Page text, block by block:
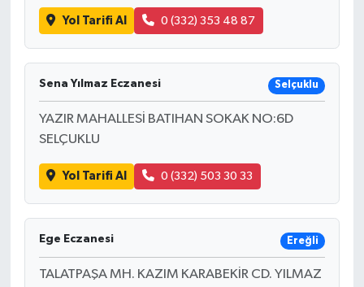
Yol Tarifi Al 0 (332) 353 48 87
Sena Yılmaz Eczanesi Selçuklu
YAZIR MAHALLESİ BATIHAN SOKAK NO:6D
SELÇUKLU
Yol Tarifi Al 0 (332) 503 30 33
Ege Eczanesi Ereğli
TALATPAŞA MH. KAZIM KARABEKİR CD. YILMAZ